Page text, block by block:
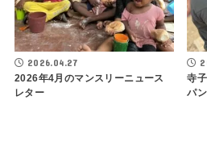
2026.04.27
2026年4月のマンスリーニュース
レター
寺
パ